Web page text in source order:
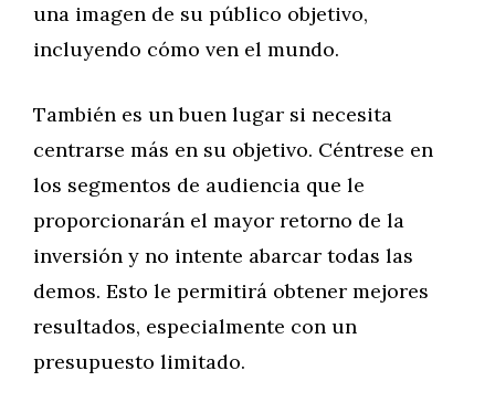
una imagen de su público objetivo,
incluyendo cómo ven el mundo.
También es un buen lugar si necesita
centrarse más en su objetivo. Céntrese en
los segmentos de audiencia que le
proporcionarán el mayor retorno de la
inversión y no intente abarcar todas las
demos. Esto le permitirá obtener mejores
resultados, especialmente con un
presupuesto limitado.